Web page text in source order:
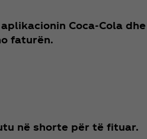
Coca‑Cola dhe
faturën.
në shorte për të fituar.